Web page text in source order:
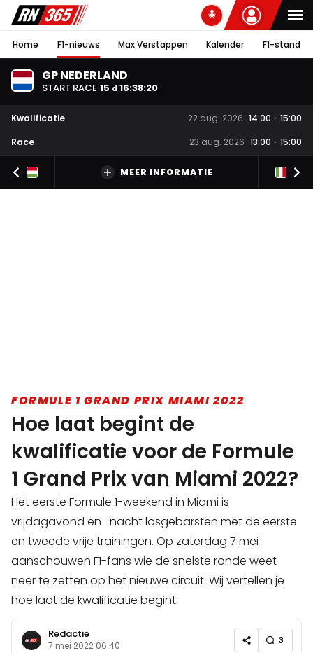
Home F1-nieuws Max Verstappen Kalender F1-stand
GP NEDERLAND
START RACE 15 d 16:38:19
Kwalificatie 22 aug. 2026 14:00 - 15:00
Race
23 aug. 2026 13:00 - 15:00
MEER INFORMATIE
FORMULE 1 GRAND PRIX MIAMI 2022
Hoe laat begint de
kwalificatie voor de Formule
1 Grand Prix van Miami 2022?
Het eerste Formule 1-weekend in Miami is
vrijdagavond en -nacht losgebarsten met de eerste
en tweede vrije trainingen. Op zaterdag 7 mei
aanschouwen F1-fans wie de snelste ronde weet
neer te zetten op het nieuwe circuit. Wij vertellen je
hoe laat de kwalificatie begint.
Redactie
7 mei 2022 06:40 3